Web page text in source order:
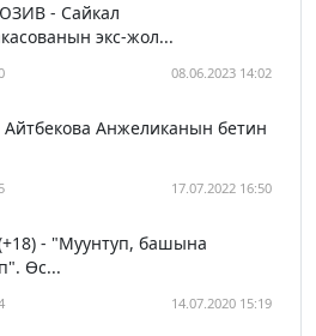
- Сайкал
экс-жол...
08.06.2023 14:02
Айтбекова Анжеликанын бетин
17.07.2022 16:50
- "Муунтуп, башына
Өс...
14.07.2020 15:19